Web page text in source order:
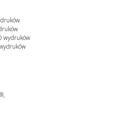
wydruków